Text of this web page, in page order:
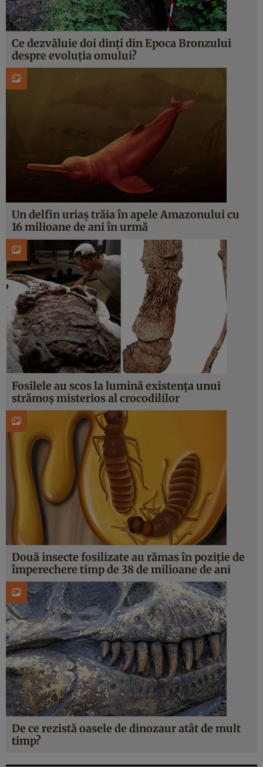
Ce dezvăluie doi dinţi din Epoca Bronzului
despre evoluția omului?
Un delfin uriaș trăia în apele Amazonului cu
16 milioane de ani în urmă
Fosilele au scos la lumină existența unui
strămoș misterios al crocodililor
Două insecte fosilizate au rămas în poziție de
împerechere timp de 38 de milioane de ani
De ce rezistă oasele de dinozaur atât de mult
timp?